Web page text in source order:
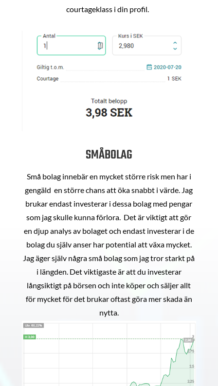
courtageklass i din profil.
SMÅBOLAG
Små bolag innebär en mycket större risk men har i
gengäld en större chans att öka snabbt i värde. Jag
brukar endast investerar i dessa bolag med pengar
som jag skulle kunna förlora. Det är viktigt att gör
en djup analys av bolaget och endast investerar i de
bolag du själv anser har potential att växa mycket.
Jag äger själv några små bolag som jag tror starkt på
i längden. Det viktigaste är att du investerar
långsiktigt på börsen och inte köper och säljer allt
för mycket för det brukar oftast göra mer skada än
nytta.